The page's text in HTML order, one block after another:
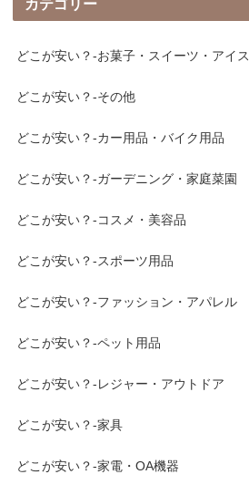
カテゴリー
どこが安い？-お菓子・スイーツ・アイス
どこが安い？-その他
どこが安い？-カー用品・バイク用品
どこが安い？-ガーデニング・家庭菜園
どこが安い？-コスメ・美容品
どこが安い？-スポーツ用品
どこが安い？-ファッション・アパレル
どこが安い？-ペット用品
どこが安い？-レジャー・アウトドア
どこが安い？-家具
どこが安い？-家電・OA機器